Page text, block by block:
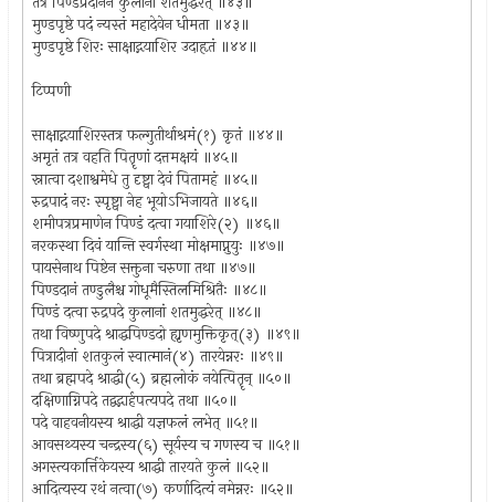
मुण्डपृष्ठे पदं न्यस्तं महादेवेन धीमता ॥४३॥
मुण्डपृष्ठे शिरः साक्षाद्गयाशिर उदाहृतं ॥४४॥
टिप्पणी
साक्षाद्गयाशिरस्तत्र फल्गुतीर्थाश्रमं(१) कृतं ॥४४॥
अमृतं तत्र वहति पितॄणां दत्तमक्षयं ॥४५॥
स्नात्वा दशाश्वमेधे तु दृष्ट्वा देवं पितामहं ॥४५॥
रुद्रपादं नरः स्पृष्ट्वा नेह भूयोऽभिजायते ॥४६॥
शमीपत्रप्रमाणेन पिण्डं दत्वा गयाशिरे(२) ॥४६॥
नरकस्था दिवं यान्ति स्वर्गस्था मोक्षमाप्नुयुः ॥४७॥
पायसेनाथ पिष्टेन सक्तुना चरुणा तथा ॥४७॥
पिण्डदानं तण्डुलैश्च गोधूमैस्तिलमिश्रितैः ॥४८॥
पिण्डं दत्वा रुद्रपदे कुलानां शतमुद्धरेत् ॥४८॥
तथा विष्णुपदे श्राद्धपिण्डदो ह्यृणमुक्तिकृत्(३) ॥४९॥
पित्रादीनां शतकुलं स्वात्मानं(४) तारयेन्नरः ॥४९॥
तथा ब्रह्मपदे श्राद्धी(५) ब्रह्मलोकं नयेत्पितॄन् ॥५०॥
दक्षिणाग्निपदे तद्वद्गार्हपत्यपदे तथा ॥५०॥
पदे वाहवनीयस्य श्राद्धी यज्ञफलं लभेत् ॥५१॥
आवसथ्यस्य चन्द्रस्य(६) सूर्यस्य च गणस्य च ॥५१॥
अगस्त्यकार्त्तिकेयस्य श्राद्धी तारयते कुलं ॥५२॥
आदित्यस्य रथं नत्वा(७) कर्णादित्यं नमेन्नरः ॥५२॥